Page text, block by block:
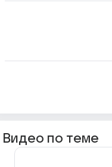
Видео по теме